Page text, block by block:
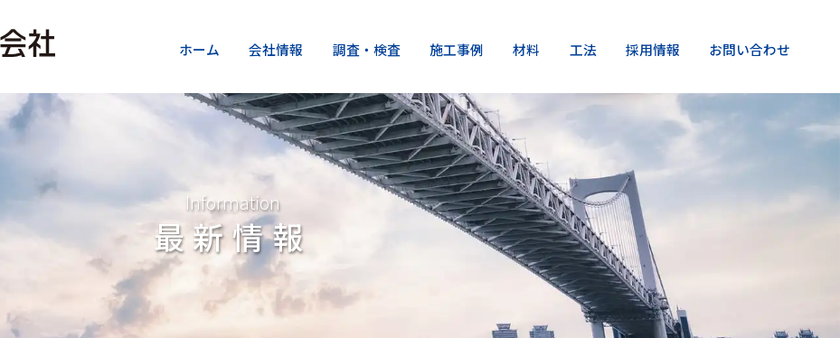
ホーム 会社情報 調査・検査 施工事例 材料 工法 採用情報 お問い合わせ
Information
最新情報